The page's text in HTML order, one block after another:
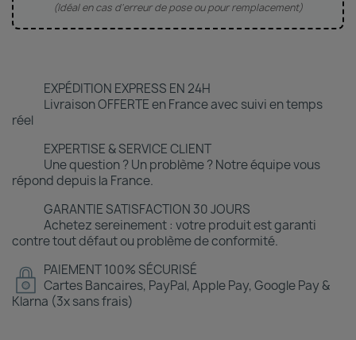
(Idéal en cas d'erreur de pose ou pour remplacement)
EXPÉDITION EXPRESS EN 24H
Livraison OFFERTE en France avec suivi en temps
réel
EXPERTISE & SERVICE CLIENT
Une question ? Un problème ? Notre équipe vous
répond depuis la France.
GARANTIE SATISFACTION 30 JOURS
Achetez sereinement : votre produit est garanti
contre tout défaut ou problème de conformité.
PAIEMENT 100% SÉCURISÉ
Cartes Bancaires, PayPal, Apple Pay, Google Pay &
Klarna (3x sans frais)